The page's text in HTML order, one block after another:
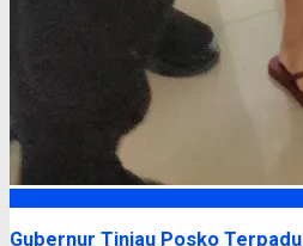
Gubernur Tinjau Posko Terpadu